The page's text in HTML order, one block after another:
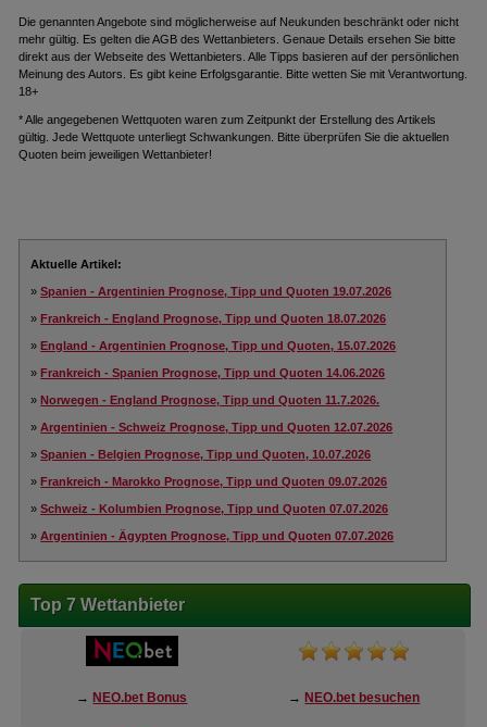
Die genannten Angebote sind möglicherweise auf Neukunden beschränkt oder nicht
mehr gültig. Es gelten die AGB des Wettanbieters. Genaue Details ersehen Sie bitte
direkt aus der Webseite des Wettanbieters. Alle Tipps basieren auf der persönlichen
Meinung des Autors. Es gibt keine Erfolgsgarantie. Bitte wetten Sie mit Verantwortung.
18+
* Alle angegebenen Wettquoten waren zum Zeitpunkt der Erstellung des Artikels
gültig. Jede Wettquote unterliegt Schwankungen. Bitte überprüfen Sie die aktuellen
Quoten beim jeweiligen Wettanbieter!
Aktuelle Artikel:
»Spanien - Argentinien Prognose, Tipp und Quoten 19.07.2026
»Frankreich - England Prognose, Tipp und Quoten 18.07.2026
»England - Argentinien Prognose, Tipp und Quoten, 15.07.2026
»Frankreich - Spanien Prognose, Tipp und Quoten 14.06.2026
»Norwegen - England Prognose, Tipp und Quoten 11.7.2026.
»Argentinien - Schweiz Prognose, Tipp und Quoten 12.07.2026
»Spanien - Belgien Prognose, Tipp und Quoten, 10.07.2026
»Frankreich - Marokko Prognose, Tipp und Quoten 09.07.2026
»Schweiz - Kolumbien Prognose, Tipp und Quoten 07.07.2026
»Argentinien - Ägypten Prognose, Tipp und Quoten 07.07.2026
Top 7 Wettanbieter
→ NEO.bet Bonus → NEO.bet besuchen